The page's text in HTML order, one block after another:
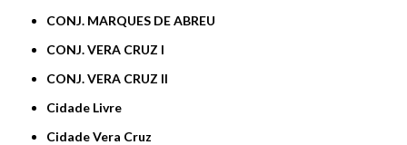
CONJ. MARQUES DE ABREU
CONJ. VERA CRUZ I
CONJ. VERA CRUZ II
Cidade Livre
Cidade Vera Cruz